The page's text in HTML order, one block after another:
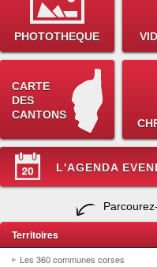
PHOTOTHEQUE
CARTE
DES
CANTONS
L'AGENDA
Territoires
Les 360 communes corses